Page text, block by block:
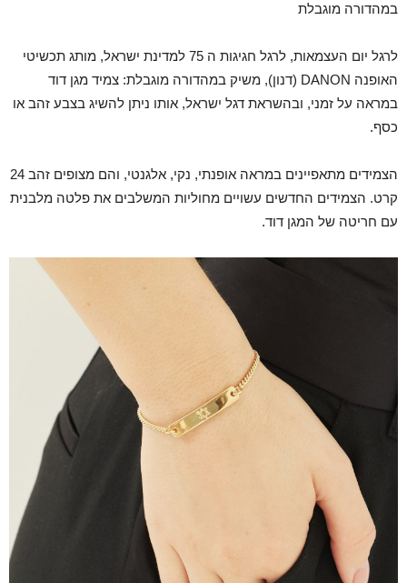
במהדורה מוגבלת
לרגל יום העצמאות, לרגל חגיגות ה 75 למדינת ישראל, מותג תכשיטי
האופנה DANON (דנון), משיק במהדורה מוגבלת: צמיד מגן דוד
במראה על זמני, ובהשראת דגל ישראל, אותו ניתן להשיג בצבע זהב או
כסף.
הצמידים מתאפיינים במראה אופנתי, נקי, אלגנטי, והם מצופים זהב 24
קרט. הצמידים החדשים עשויים מחוליות המשלבים את פלטה מלבנית
עם חריטה של המגן דוד.